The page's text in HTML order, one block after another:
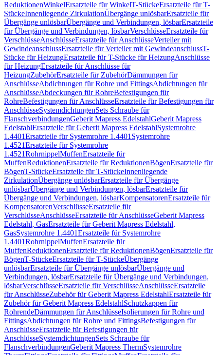
ReduktionenWinkelErsatzteile für WinkelT-StückeErsatzteile für T-
StückeInnenliegende ZirkulationÜbergänge unlösbarErsatzteile für
Übergänge unlösbarÜbergänge und Verbindungen, lösbarErsatzteile
für Übergänge und Verbindungen, lösbarVerschlüsseErsatzteile für
VerschlüsseAnschlüsseErsatzteile für AnschlüsseVerteiler mit
GewindeanschlussErsatzteile für Verteiler mit GewindeanschlussT-
Stücke für HeizungErsatzteile für T-Stücke für HeizungAnschlüsse
für HeizungErsatzteile für Anschlüsse für
HeizungZubehörErsatzteile für ZubehörDämmungen für
AnschlüsseAbdichtungen für Rohre und FittingsAbdichtungen für
AnschlüsseAbdeckungen für RohreBefestigungen für
RohreBefestigungen für AnschlüsseErsatzteile für Befestigungen für
AnschlüsseSystemdichtungenSets Schraube für
FlanschverbindungenGeberit Mapress EdelstahlGeberit Mapress
EdelstahlErsatzteile für Geberit Mapress EdelstahlSystemrohre
1.4401Ersatzteile für Systemrohre 1.4401 Systemrohre
1.4521Ersatzteile für Systemrohre
1.4521RohrnippelMuffenErsatzteile für
MuffenReduktionenErsatzteile für ReduktionenBögenErsatzteile für
BögenT-StückeErsatzteile für T-StückeInnenliegende
ZirkulationÜbergänge unlösbarErsatzteile für Übergänge
unlösbarÜbergänge und Verbindungen, lösbarErsatzteile für
Übergänge und Verbindungen, lösbarKompensatorenErsatzteile für
KompensatorenVerschlüsseErsatzteile für
VerschlüsseAnschlüsseErsatzteile für AnschlüsseGeberit Mapress
Edelstahl, GasErsatzteile für Geberit Mapress Edelstahl,
GasSystemrohre 1.4401Ersatzteile für Systemrohre
1.4401RohrnippelMuffenErsatzteile für
MuffenReduktionenErsatzteile für ReduktionenBögenErsatzteile für
BögenT-StückeErsatzteile für T-StückeÜbergänge
unlösbarErsatzteile für Übergänge unlösbarÜbergänge und
Verbindungen, lösbarErsatzteile für Übergänge und Verbindungen,
lösbarVerschlüsseErsatzteile für VerschlüsseAnschlüsseErsatzteile
für AnschlüsseZubehör für Geberit Mapress EdelstahlErsatzteile für
Zubehör für Geberit Mapress EdelstahlSchutzkappen für
RohrendeDämmungen für AnschlüsseIsolierungen für Rohre und
FittingsAbdichtungen für Rohre und FittingsBefestigungen für
AnschlüsseErsatzteile für Befestigungen für
AnschlüsseSystemdichtungenSets Schraube für
FlanschverbindungenGeberit Mapress ThermSystemrohre